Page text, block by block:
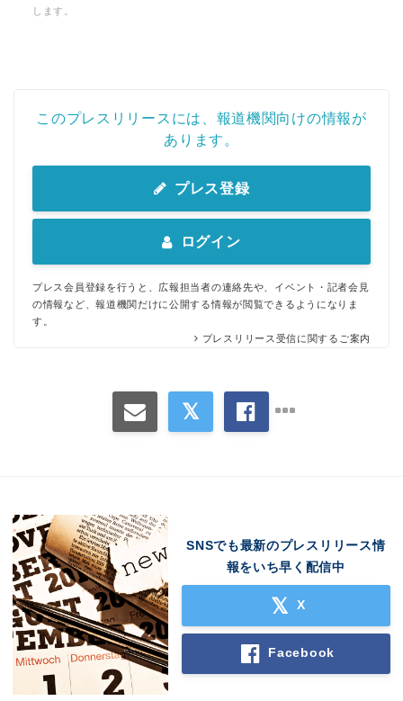
します。
このプレスリリースには、報道機関向けの情報が
あります。
プレス登録
ログイン
プレス会員登録を行うと、広報担当者の連絡先や、イベント・記者会見
の情報など、報道機関だけに公開する情報が閲覧できるようになりま
す。
プレスリリース受信に関するご案内
SNSでも最新のプレスリリース情
報をいち早く配信中
X
Facebook